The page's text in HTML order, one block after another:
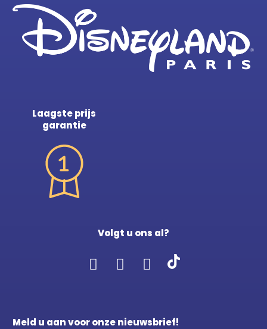
Laagste prijs
garantie
Volgt u ons al?
Meld u aan voor onze nieuwsbrief!